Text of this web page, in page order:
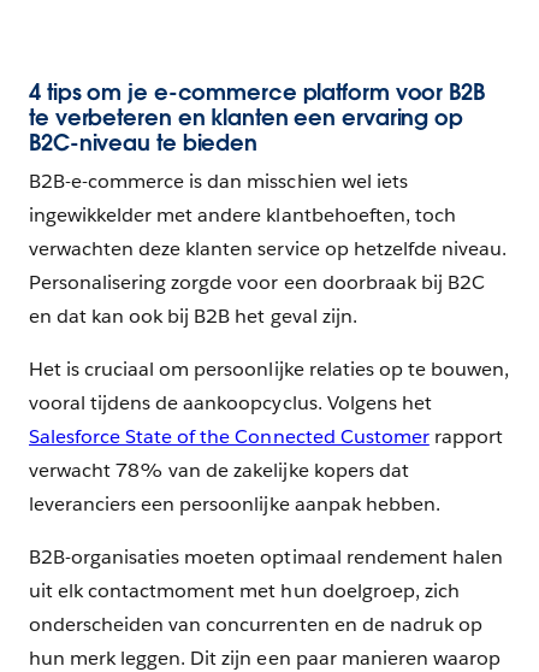
4 tips om je e-commerce platform voor B2B
te verbeteren en klanten een ervaring op
B2C-niveau te bieden
B2B-e-commerce is dan misschien wel iets
ingewikkelder met andere klantbehoeften, toch
verwachten deze klanten service op hetzelfde niveau.
Personalisering zorgde voor een doorbraak bij B2C
en dat kan ook bij B2B het geval zijn.
Het is cruciaal om persoonlijke relaties op te bouwen,
vooral tijdens de aankoopcyclus. Volgens het
Salesforce State of the Connected Customerrapport
verwacht 78% van de zakelijke kopers dat
leveranciers een persoonlijke aanpak hebben.
B2B-organisaties moeten optimaal rendement halen
uit elk contactmoment met hun doelgroep, zich
onderscheiden van concurrenten en de nadruk op
hun merk leggen. Dit zijn een paar manieren waarop